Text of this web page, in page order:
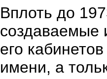
Вплоть до
создаваемые
его
имени, а